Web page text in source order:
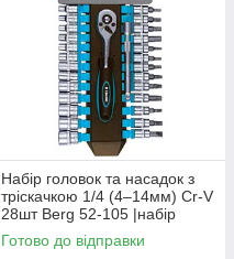
Набір головок та насадок з
тріскачкою 1/4 (4–14мм) Cr-V
28шт Berg 52-105 |набір
інструментів Набор головок и
насадок с трещоткой
Готово до відправки